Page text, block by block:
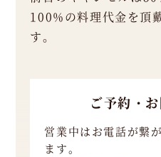
る
100%の料理代金を頂
す。
ご予約・
営業中はお電話が繋
ます。